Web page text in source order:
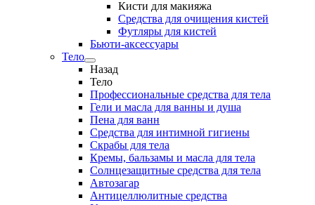
Кисти для макияжа
Средства для очищения кистей
Футляры для кистей
Бьюти-аксессуары
Тело
Назад
Тело
Профессиональные средства для тела
Гели и масла для ванны и душа
Пена для ванн
Средства для интимной гигиены
Скрабы для тела
Кремы, бальзамы и масла для тела
Солнцезащитные средства для тела
Автозагар
Антицеллюлитные средства